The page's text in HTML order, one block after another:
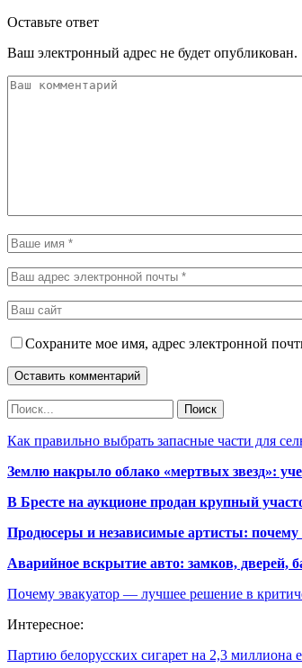
Оставьте ответ
Ваш электронный адрес не будет опубликован.
Сохраните мое имя, адрес электронной
Как правильно выбрать запасные части для
Землю накрыло облако «мертвых звезд»:
В Бресте на аукционе продан крупный
Продюсеры и независимые артисты: почему
Аварийное вскрытие авто: замков, дверей,
Почему эвакуатор — лучшее решение в
Интересное:
Партию белорусских сигарет на 2,3 миллиона